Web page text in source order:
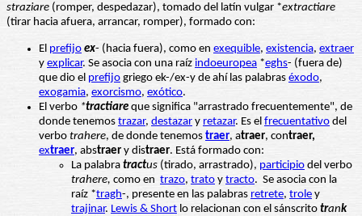
straziare (romper, despedazar), tomado del latín vulgar *extractiare
(tirar hacia afuera, arrancar, romper), formado con:
El prefijo ex- (hacia fuera), como en exequible, existencia, extraer
y explicar. Se asocia con una raíz indoeuropea *eghs- (fuera de)
que dio el prefijo griego ek-/ex-y de ahí las palabras éxodo,
exogamia, exorcismo, exótico.
El verbo *tractiare que significa "arrastrado frecuentemente", de
donde tenemos trazar, destazar y retazar. Es el frecuentativo del
verbo trahere, de donde tenemos traer, atraer, contraer,
extraer, abstraer y distraer. Está formado con:
La palabra tractus (tirado, arrastrado), participio del verbo
trahere, como en trazo, trato y tracto. Se asocia con la
raíz *tragh-, presente en las palabras retrete, trole y
trajinar. Lewis & Short lo relacionan con el sánscrito trank